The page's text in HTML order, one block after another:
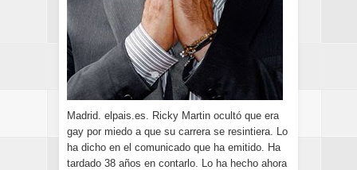
Madrid. elpais.es. Ricky Martin ocultó que era
gay por miedo a que su carrera se resintiera. Lo
ha dicho en el comunicado que ha emitido. Ha
tardado 38 años en contarlo. Lo ha hecho ahora